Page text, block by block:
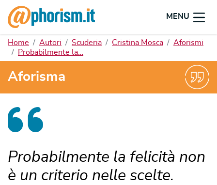
MENU
Home Autori Scuderia Cristina Mosca
Aforismi
Probabilmente la…
Aforisma
Probabilmente la felicità non
è un criterio nelle scelte.